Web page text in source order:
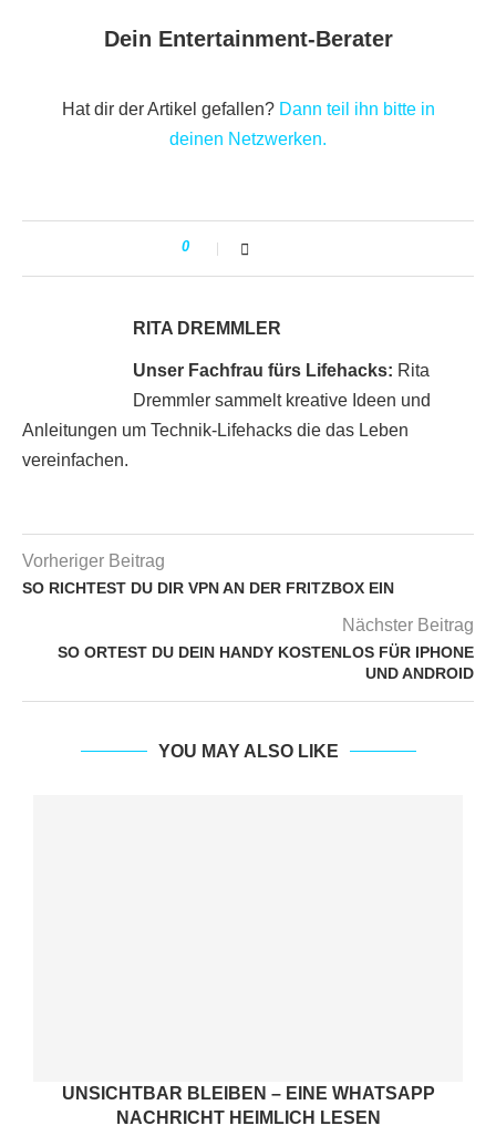
Dein Entertainment-Berater
Hat dir der Artikel gefallen? Dann teil ihn bitte in
deinen Netzwerken.
0
RITA DREMMLER
Unser Fachfrau fürs Lifehacks: Rita
Dremmler sammelt kreative Ideen und
Anleitungen um Technik-Lifehacks die das Leben
vereinfachen.
Vorheriger Beitrag
SO RICHTEST DU DIR VPN AN DER FRITZBOX EIN
Nächster Beitrag
SO ORTEST DU DEIN HANDY KOSTENLOS FÜR IPHONE
UND ANDROID
YOU MAY ALSO LIKE
UNSICHTBAR BLEIBEN – EINE WHATSAPP
NACHRICHT HEIMLICH LESEN